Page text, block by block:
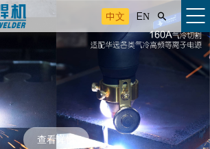
中文 EN 
查看详情